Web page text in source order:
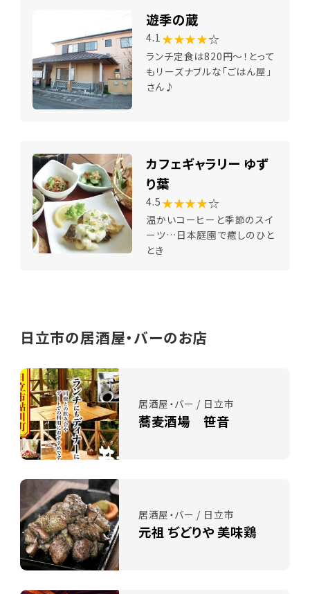
遊季の蔵
4.1 ★★★★☆
ランチ定食は820円～！とって
もリーズナブルな「ごはん屋」
さん♪
カフェギャラリー ゆず
り葉
4.5 ★★★★☆
温かいコーヒーと季節のスイ
ーツ…日本庭園で癒しのひと
とき
日立市の居酒屋・バーのお店
居酒屋・バー / 日立市
蕎麦酒場 笹音
居酒屋・バー / 日立市
元祖 ぢどりや 美味鶏